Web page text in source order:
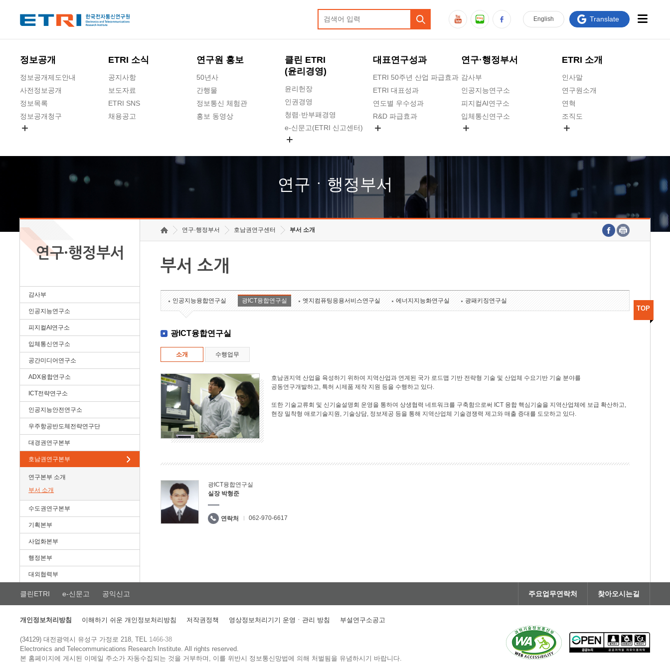
정보공개
정보공개제도안내
사전정보공개
정보목록
정보공개청구
ETRI 소식
공지사항
보도자료
ETRI SNS
채용공고
연구원 홍보
50년사
간행물
정보통신 체험관
홍보 동영상
클린 ETRI
(윤리경영)
윤리헌장
인권경영
청렴·반부패경영
e-신문고(ETRI 신고센터)
고객의소리
수의계약 현황
대표연구성과
ETRI 50주년 산업 파급효과
ETRI 대표성과
연도별 우수성과
R&D 파급효과
연구·행정부서
감사부
인공지능연구소
피지컬AI연구소
입체통신연구소
호남권연구본부
기획본부
ETRI 소개
인사말
연구원소개
연혁
조직도
연구원 고객헌장
주요업무연락처
English Translate
연구ㆍ행정부서
연구·행정부서
감사부
인공지능연구소
피지컬AI연구소
입체통신연구소
공간미디어연구소
ADX융합연구소
ICT전략연구소
인공지능안전연구소
우주항공반도체전략연구단
대경권연구본부
호남권연구본부
연구본부 소개
부서 소개
수도권연구본부
기획본부
사업화본부
행정본부
대외협력부
연구·행정부서 호남권연구센터 부서 소개
부서 소개
인공지능융합연구실 광ICT융합연구실 엣지컴퓨팅응용서비스연구실 에너지지능화연구실 광패키징연구실
광ICT융합연구실
소개 수행업무
호남권지역 산업을 육성하기 위하여 지역산업과 연계된 국가 로드맵 기반 전략형 기술 및 산업체 수요기반 기술 분야를
공동연구개발하고, 특허 시제품 제작 지원 등을 수행하고 있다.
또한 기술교류회 및 신기술설명회 운영을 통하여 상생협력 네트워크를 구축함으로써 ICT 융합 핵심기술을 지역산업체에 보급 확산하고,
현장 밀착형 애로기술지원, 기술상담, 정보제공 등을 통해 지역산업체 기술경쟁력 제고와 매출 증대를 도모하고 있다.
광ICT융합연구실
실장 박형준
연락처 062-970-6617
TOP
클린ETRI e-신문고 공익신고 주요업무연락처 찾아오시는길
개인정보처리방침 이해하기 쉬운 개인정보처리방침 저작권정책 영상정보처리기기 운영ㆍ관리 방침 부설연구소공고
(34129) 대전광역시 유성구 가정로 218, TEL 1466-38
Electronics and Telecommunications Research Institute.All rights reserved.
본 홈페이지에 게시된 이메일 주소가 자동수집되는 것을 거부하며, 이를 위반시 정보통신망법에 의해 처벌됨을 유념하시기 바랍니다.